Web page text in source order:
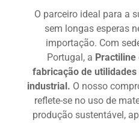
O parceiro ideal para a
sem longas esperas
importação. Com
Portugal, a Practiline
fabricação de
industrial. O nosso
reflete-se no uso de
produção sustentável,